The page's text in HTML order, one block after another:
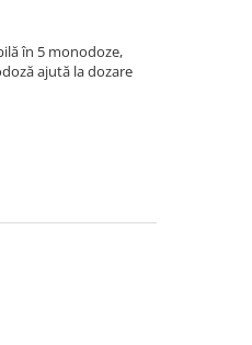
în 5 monodoze,
ajută la dozare